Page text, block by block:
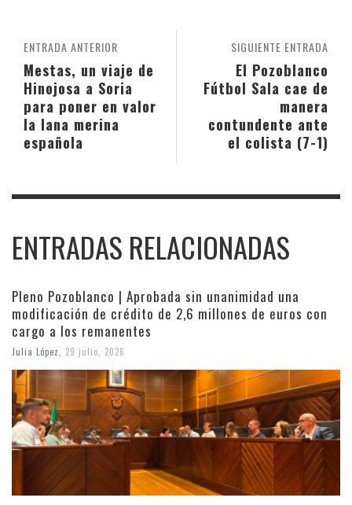
SIGUIENTE ENTRADA
El Pozoblanco
Fútbol Sala cae de
manera
contundente ante
el colista (7-1)
ENTRADA ANTERIOR
Mestas, un viaje de
Hinojosa a Soria
para poner en valor
la lana merina
española
ENTRADAS RELACIONADAS
Pleno Pozoblanco | Aprobada sin unanimidad una
modificación de crédito de 2,6 millones de euros con
cargo a los remanentes
Julia López 29 julio, 2026